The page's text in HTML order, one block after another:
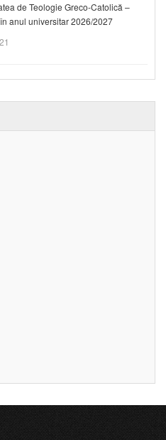
de Teologie Greco-Catolică –
anul universitar 2026/2027